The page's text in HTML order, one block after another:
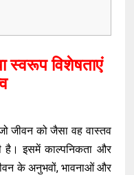
स्वरूप विशेषताएं
जीवन को जैसा वह वास्तव
है। इसमें काल्पनिकता और
के अनुभवों, भावनाओं और